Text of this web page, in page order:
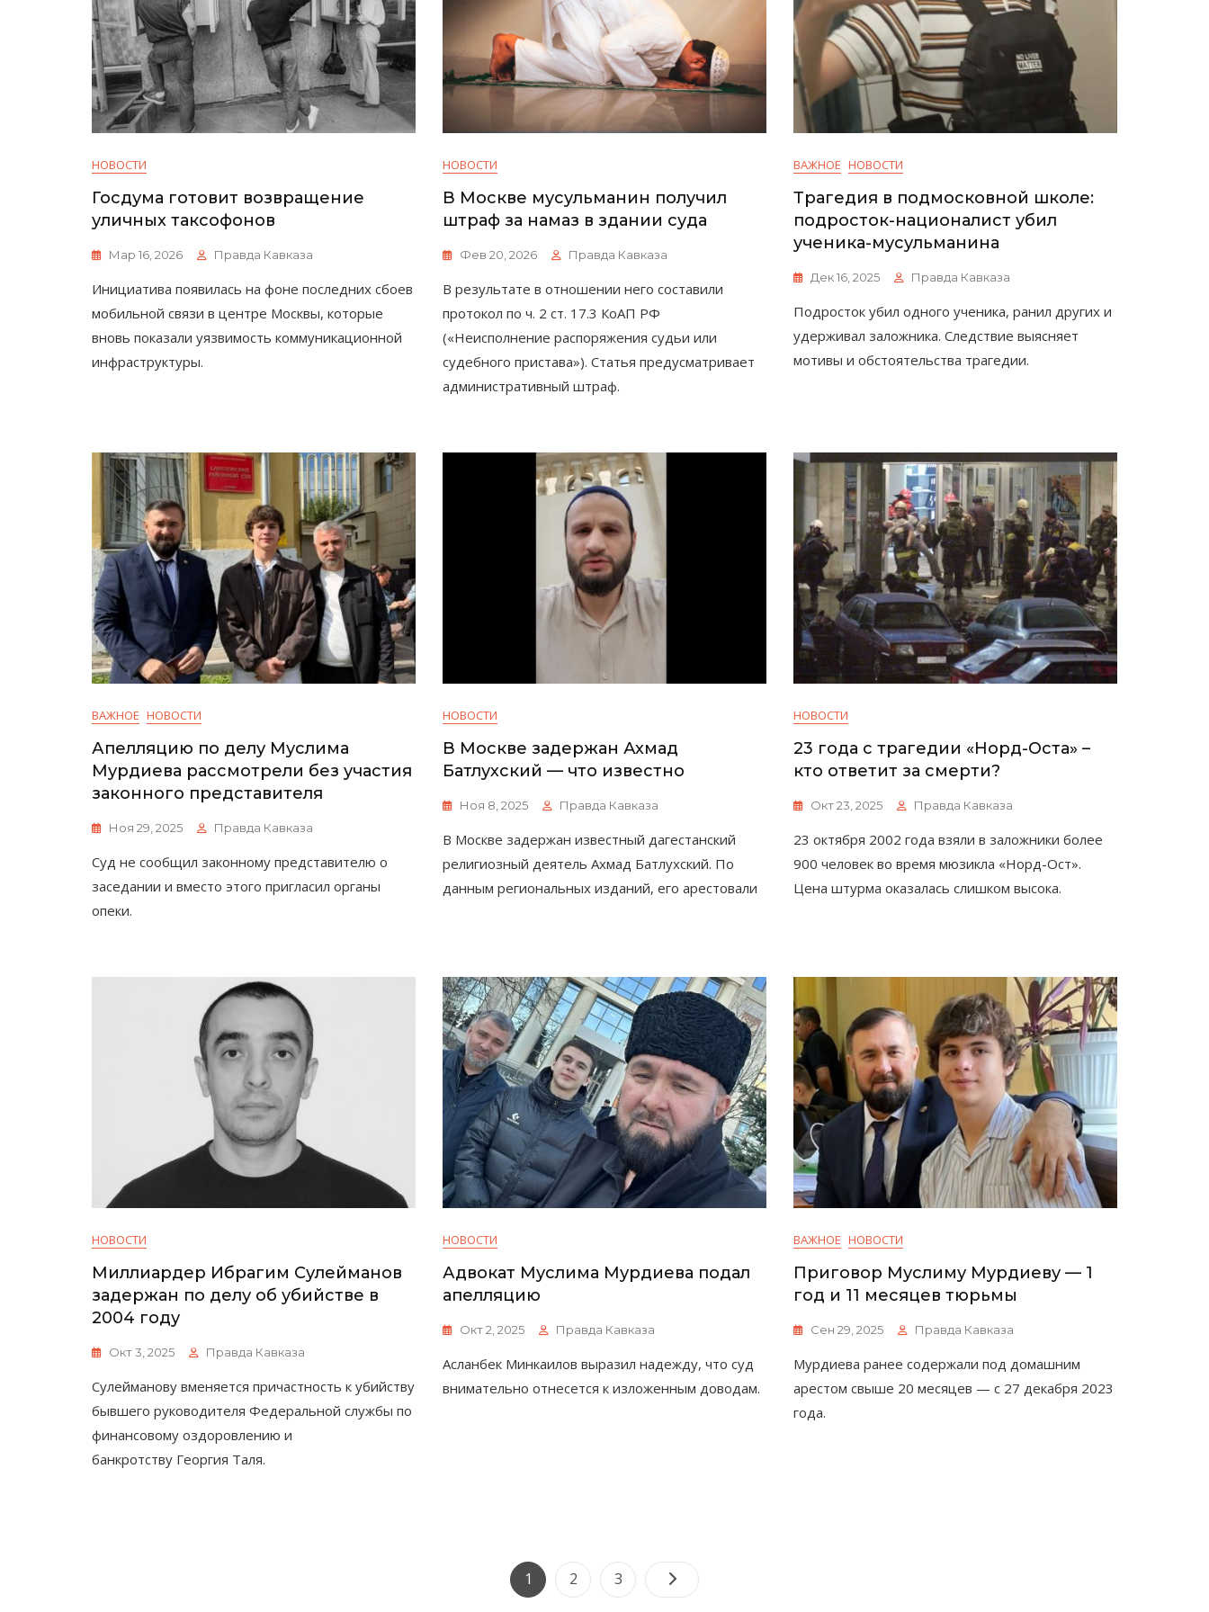
НОВОСТИ
Госдума готовит возвращение
уличных таксофонов
Мар 16, 2026 Правда Кавказа
Инициатива появилась на фоне последних сбоев
мобильной связи в центре Москвы, которые
вновь показали уязвимость коммуникационной
инфраструктуры.
НОВОСТИ
В Москве мусульманин получил
штраф за намаз в здании суда
Фев 20, 2026 Правда Кавказа
В результате в отношении него составили
протокол по ч. 2 ст. 17.3 КоАП РФ
(«Неисполнение распоряжения судьи или
судебного пристава»). Статья предусматривает
административный штраф.
ВАЖНОЕ НОВОСТИ
Трагедия в подмосковной школе:
подросток-националист убил
ученика-мусульманина
Дек 16, 2025 Правда Кавказа
Подросток убил одного ученика, ранил других и
удерживал заложника. Следствие выясняет
мотивы и обстоятельства трагедии.
ВАЖНОЕ НОВОСТИ
Апелляцию по делу Муслима
Мурдиева рассмотрели без участия
законного представителя
Ноя 29, 2025 Правда Кавказа
Суд не сообщил законному представителю о
заседании и вместо этого пригласил органы
опеки.
НОВОСТИ
В Москве задержан Ахмад
Батлухский — что известно
Ноя 8, 2025 Правда Кавказа
В Москве задержан известный дагестанский
религиозный деятель Ахмад Батлухский. По
данным региональных изданий, его арестовали
НОВОСТИ
23 года с трагедии «Норд-Оста» –
кто ответит за смерти?
Окт 23, 2025 Правда Кавказа
23 октября 2002 года взяли в заложники более
900 человек во время мюзикла «Норд-Ост».
Цена штурма оказалась слишком высока.
НОВОСТИ
Миллиардер Ибрагим Сулейманов
задержан по делу об убийстве в
2004 году
Окт 3, 2025 Правда Кавказа
Сулейманову вменяется причастность к убийству
бывшего руководителя Федеральной службы по
финансовому оздоровлению и
банкротству Георгия Таля.
НОВОСТИ
Адвокат Муслима Мурдиева подал
апелляцию
Окт 2, 2025 Правда Кавказа
Асланбек Минкаилов выразил надежду, что суд
внимательно отнесется к изложенным доводам.
ВАЖНОЕ НОВОСТИ
Приговор Муслиму Мурдиеву — 1
год и 11 месяцев тюрьмы
Сен 29, 2025 Правда Кавказа
Мурдиева ранее содержали под домашним
арестом свыше 20 месяцев — с 27 декабря 2023
года.
Пагинация
записей
Страница
1 Страница
2 Страница
3